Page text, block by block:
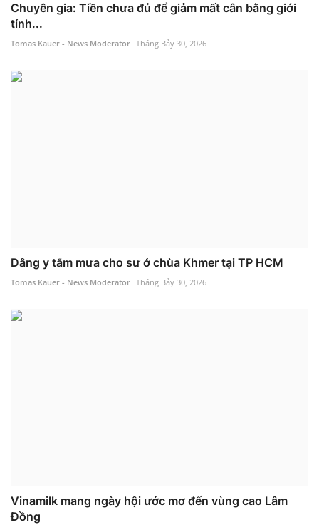
Chuyên gia: Tiền chưa đủ để giảm mất cân bằng giới
tính...
Tomas Kauer - News Moderator Tháng Bảy 30, 2026
Dâng y tắm mưa cho sư ở chùa Khmer tại TP HCM
Tomas Kauer - News Moderator Tháng Bảy 30, 2026
Vinamilk mang ngày hội ước mơ đến vùng cao Lâm
Đồng